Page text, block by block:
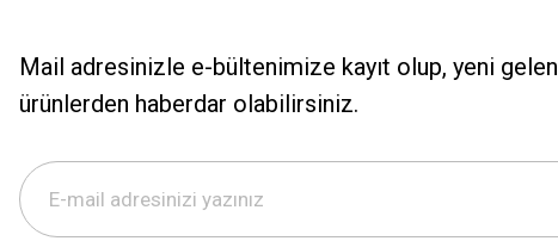
Mail adresinizle e-bültenimize kayıt olup, yeni gelen
ürünlerden haberdar olabilirsiniz.